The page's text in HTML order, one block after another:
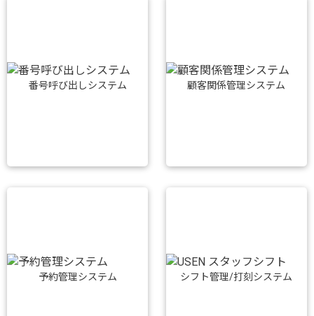
番号呼び出しシステム 顧客関係管理システム
予約管理システム シフト管理/打刻システム